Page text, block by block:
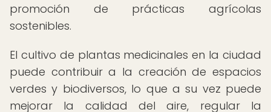
promoción de prácticas agrícolas
sostenibles.
El cultivo de plantas medicinales en la ciudad
puede contribuir a la creación de espacios
verdes y biodiversos, lo que a su vez puede
mejorar la calidad del aire, regular la